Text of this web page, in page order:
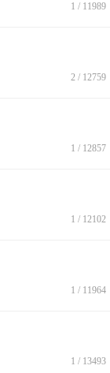
1 / 11989
2 / 12759
1 / 12857
1 / 12102
1 / 11964
1 / 13493